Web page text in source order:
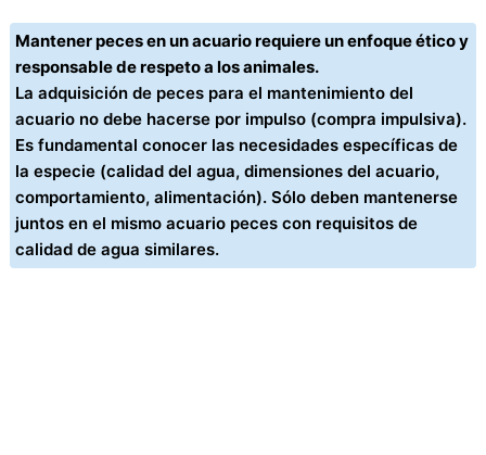
Mantener peces en un acuario requiere un enfoque ético y
responsable de respeto a los animales.
La adquisición de peces para el mantenimiento del
acuario no debe hacerse por impulso (compra impulsiva).
Es fundamental conocer las necesidades específicas de
la especie (calidad del agua, dimensiones del acuario,
comportamiento, alimentación). Sólo deben mantenerse
juntos en el mismo acuario peces con requisitos de
calidad de agua similares.